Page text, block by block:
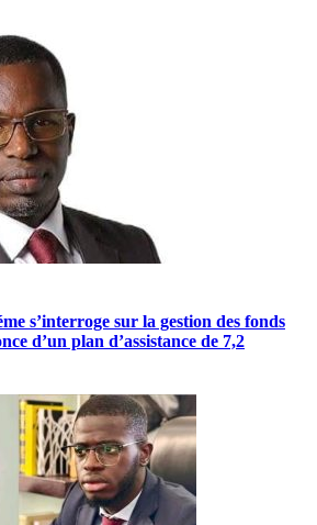
s’interroge sur la gestion des fonds
d’un plan d’assistance de 7,2